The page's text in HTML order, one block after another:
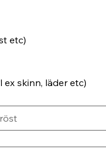
etc)
skinn, läder etc)